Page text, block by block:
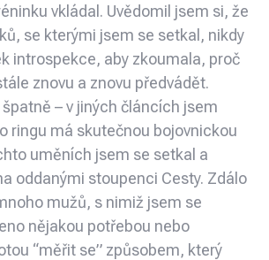
vkládal. Uvědomil jsem si, že
se kterými jsem se setkal, nikdy
introspekce, aby zkoumala, proč
znovu a znovu předvádět.
– v jiných článcích jsem
ringu má skutečnou bojovnickou
uměních jsem se setkal a
oddanými stoupenci Cesty. Zdálo
mužů, s nimiž jsem se
nějakou potřebou nebo
“měřit se” způsobem, který